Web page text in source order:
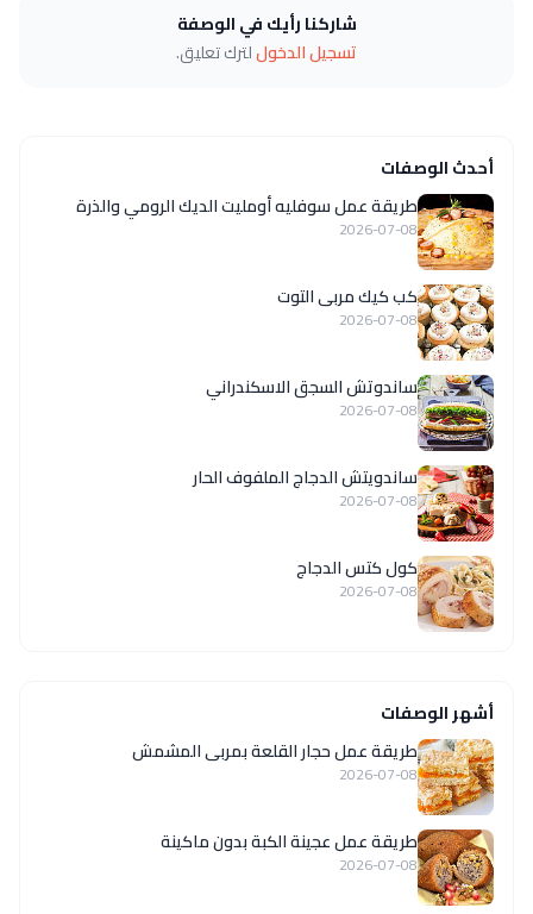
شاركنا رأيك في الوصفة
تسجيل الدخوللترك تعليق.
أحدث الوصفات
طريقة عمل سوفليه أومليت الديك الرومي والذرة
2026-07-08
كب كيك مربى التوت
2026-07-08
ساندوتش السجق الاسكندراني
2026-07-08
ساندويتش الدجاج الملفوف الحار
2026-07-08
كول كتس الدجاج
2026-07-08
أشهر الوصفات
طريقة عمل حجار القلعة بمربى المشمش
2026-07-08
طريقة عمل عجينة الكبة بدون ماكينة
2026-07-08